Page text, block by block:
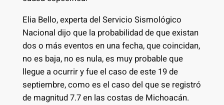
Elia Bello, experta del Servicio Sismológico
Nacional dijo que la probabilidad de que existan
dos o más eventos en una fecha, que coincidan,
no es baja, no es nula, es muy probable que
llegue a ocurrir y fue el caso de este 19 de
septiembre, como es el caso del que se registró
de magnitud 7.7 en las costas de Michoacán.